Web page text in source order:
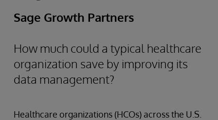
Sage Growth Partners
How much could a typical healthcare
organization save by improving its
data management?
Healthcare organizations (HCOs) across the U.S.